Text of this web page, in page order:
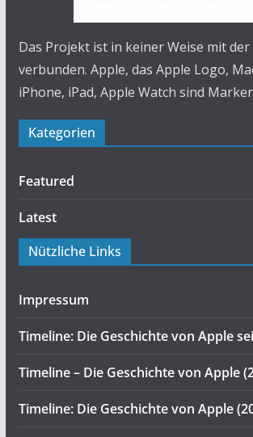
Das Projekt ist in keiner Weise mit der
verbunden. Apple, das Apple Logo,
iPhone, iPad, Apple Watch sind
Kategorien
Featured
Latest
Nützliche Links
Impressum
Timeline: Die Geschichte von Apple
Timeline – Die Geschichte von Apple
Timeline: Die Geschichte von Apple